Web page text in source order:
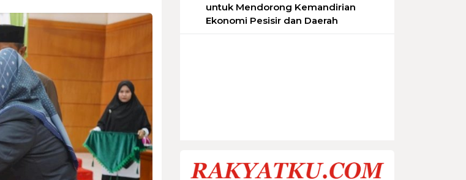
untuk Mendorong Kemandirian
Ekonomi Pesisir dan Daerah